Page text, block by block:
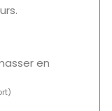
en